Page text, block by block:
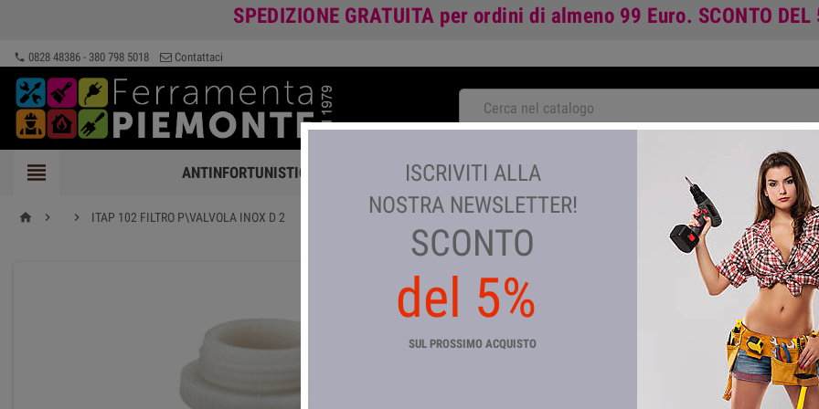
SPEDIZIONE GRATUITA per ordini di almeno 99 Euro. SCONTO DEL
phone 0828 48386 - 380 798 5018 Contattaci
 ANTINFORTUNISTICA FERRAMENTA GIARDINAGGIO E AGRICOLTURA COLORI E VERNICI
home   ITAP 102 FILTRO P\VALVOLA INOX D 2
ITAP 102 FILTRO P\VALVOLA
ISCRIVITI ALLA
NOSTRA NEWSLETTER!
SCONTO
del 5%
SUL PROSSIMO ACQUISTO